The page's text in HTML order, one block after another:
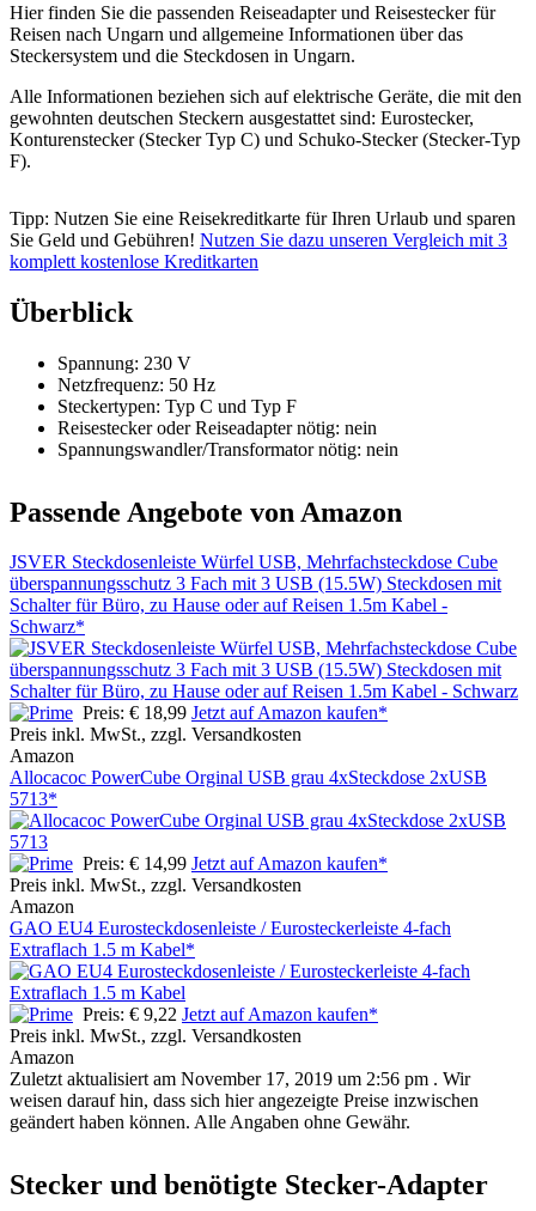
Hier finden Sie die passenden Reiseadapter und Reisestecker für
Reisen nach Ungarn und allgemeine Informationen über das
Steckersystem und die Steckdosen in Ungarn.
Alle Informationen beziehen sich auf elektrische Geräte, die mit den
gewohnten deutschen Steckern ausgestattet sind: Eurostecker,
Konturenstecker (Stecker Typ C) und Schuko-Stecker (Stecker-Typ
F).
Tipp: Nutzen Sie eine Reisekreditkarte für Ihren Urlaub und sparen
Sie Geld und Gebühren! Nutzen Sie dazu unseren Vergleich mit 3
komplett kostenlose Kreditkarten
Überblick
Spannung: 230 V
Netzfrequenz: 50 Hz
Steckertypen: Typ C und Typ F
Reisestecker oder Reiseadapter nötig: nein
Spannungswandler/Transformator nötig: nein
Passende Angebote von Amazon
JSVER Steckdosenleiste Würfel USB, Mehrfachsteckdose Cube
überspannungsschutz 3 Fach mit 3 USB (15.5W) Steckdosen mit
Schalter für Büro, zu Hause oder auf Reisen 1.5m Kabel -
Schwarz*
Preis: € 18,99 Jetzt auf Amazon kaufen*
Preis inkl. MwSt., zzgl. Versandkosten
Amazon
Allocacoc PowerCube Orginal USB grau 4xSteckdose 2xUSB
5713*
Preis: € 14,99 Jetzt auf Amazon kaufen*
Preis inkl. MwSt., zzgl. Versandkosten
Amazon
GAO EU4 Eurosteckdosenleiste / Eurosteckerleiste 4-fach
Extraflach 1.5 m Kabel*
Preis: € 9,22 Jetzt auf Amazon kaufen*
Preis inkl. MwSt., zzgl. Versandkosten
Amazon
Zuletzt aktualisiert am November 17, 2019 um 2:56 pm . Wir
weisen darauf hin, dass sich hier angezeigte Preise inzwischen
geändert haben können. Alle Angaben ohne Gewähr.
Stecker und benötigte Stecker-Adapter